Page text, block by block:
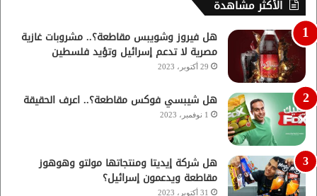
الأكثر مشاهدة
هل فيروز وشويبس مقاطعة؟.. مشروبات غازية
مصرية لا تدعم إسرائيل وتؤيد فلسطين
29 أكتوبر، 2023
هل شيبسي فوكس مقاطعة؟.. اعرف الحقيقة
1 نوفمبر، 2023
هل شركة إيديتا ومنتجاتها مولتو وهوهوز
مقاطعة ويدعمون إسرائيل؟
31 أكتوبر، 2023